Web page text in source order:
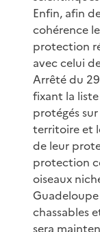
Enfin, afin
cohérence
protection
avec celui
Arrêté du
fixant la
protégés
territoire et
de leur
protection
oiseaux
chassables
sera